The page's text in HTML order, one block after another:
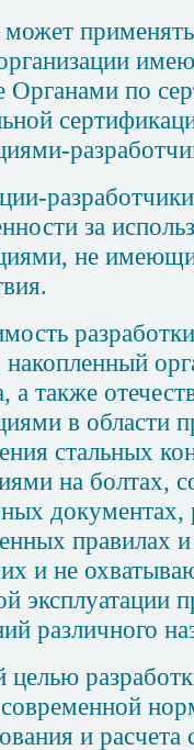
может
Органами по
за
не
а также
в области
стальных
на болтах,
документах,
правилах
и не
различного
и расчета